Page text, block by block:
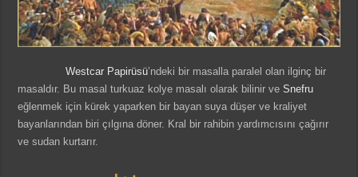
Westcar Papirüsü’ndeki bir masalla paralel olan ilginç bir
masaldır. Bu masal turkuaz kolye masalı olarak bilinir veSnefru
eğlenmek için kürek yaparken bir bayan suya düşer ve kraliyet
bayanlarından biri çılgına döner. Kral bir rahibin yardımcısını çağırır
ve sudan kurtarır.